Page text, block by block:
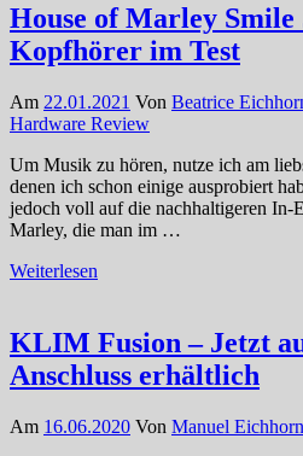
House of Marley
Kopfhörer im Test
Am 22.01.2021 Von Beatrice
Hardware Review
Um Musik zu hören, nutze ich am
denen ich schon einige ausprobiert
jedoch voll auf die nachhaltigeren
Marley, die man im …
Weiterlesen
KLIM Fusion – Jetzt
Anschluss erhältlich
Am 16.06.2020 Von Manuel Eichhorn